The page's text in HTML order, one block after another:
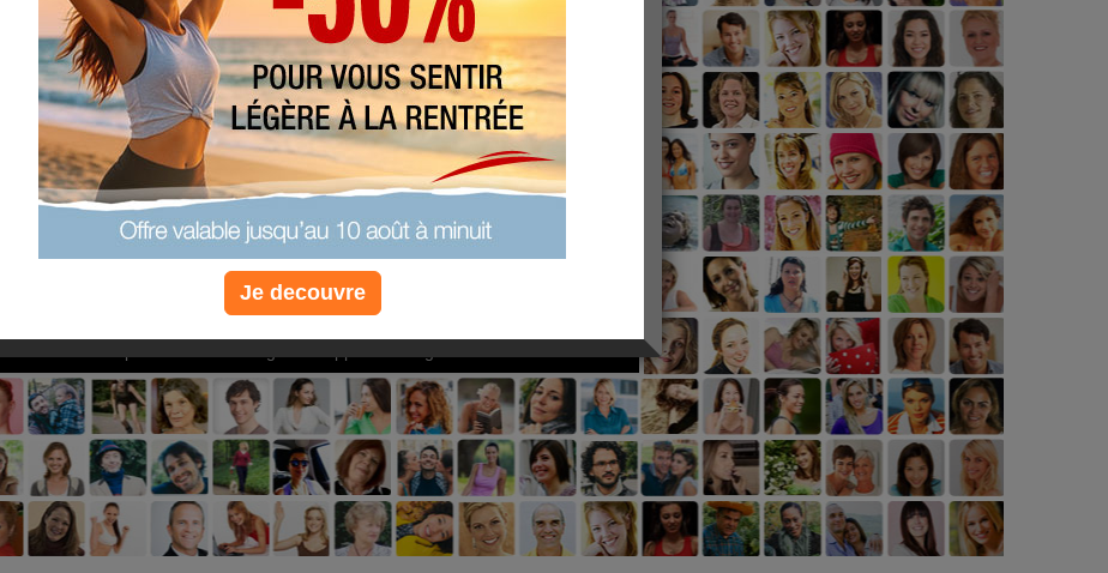
PLUS
EFFICACE
PLUS
SANTÉ
PLUS
COACHING
Non, je préfère le régime gratuit
Je decouvre